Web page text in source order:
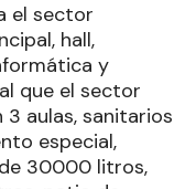
el sector
hall,
y
que el sector
aulas, sanitarios
especial,
30000 litros,